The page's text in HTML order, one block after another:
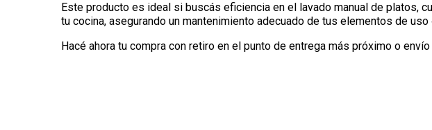
Este producto es ideal si buscás eficiencia en el lavado manual de
tu cocina, asegurando un mantenimiento adecuado de tus elementos de uso
Hacé ahora tu compra con retiro en el punto de entrega más próximo o